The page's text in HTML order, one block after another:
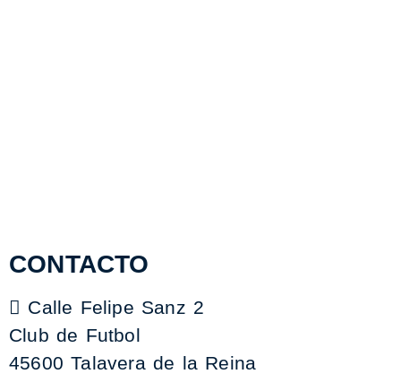
CONTACTO
Calle Felipe Sanz 2
Club de Futbol
45600 Talavera de la Reina